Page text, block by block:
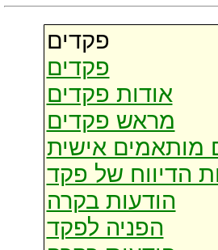
פקדים
פקדים
אודות פקדים
מראש פקדים
מותאמים אישית
הדיווח של פקד
הודעות בקרה
הפניה לפקד